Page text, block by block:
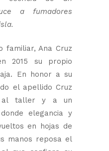
a fumadores
familiar, Ana Cruz
2015 su propio
En honor a su
el apellido Cruz
al taller y a un
elegancia y
en hojas de
manos reposa el